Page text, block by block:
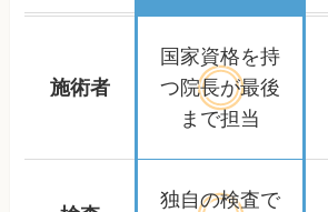
施術者
国家資格を持
つ院長が最後
まで担当
独自の検査で